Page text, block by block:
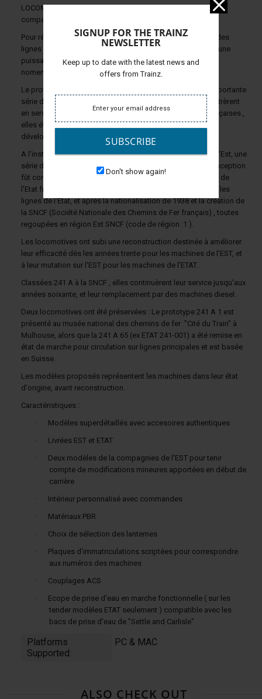
LOCOMOTIVES A VAPEUR de type "MOUNTAIN" 241 A des
compagnies de l'EST et de L'ETAT
Pour répondre aux besoins de traction lourde sur ses grandes
lignes à fortes pentes , la compagnie de l'Est a développé une
puissante locomotive de type 241 "MOUNTAIN" (4.8.2
nomenclature anglo-amériacaine).
Le prototype (41001) fut construit en 1925, et après une importante
série d'essais, les machines de série (241002 à 241041) entrèrent
en service en 1931. Comme beaucoup de locomotives françaises ,
elles étaient de type COMPOUND et utilisaient le système
développé par l'ingénieur De Glehn.
A l'instar des machines construites pour la compagnie de l'Est, une
série de 49 locomotives (241-001 à 241-049)
de même conception
fût construite pour la compagnie de l'ETAT (Chemins de fer de
l'Etat français). Elles furent jugées moins performantes sur les
lignes de l'Etat, et après la nationalisation de 1938 et la création de
la SNCF (Société Nationale des Chemins de Fer français) , toutes
regoupées en région Est SNCF (code de région :1 ).
Les locomotives ont subi une reconstruction destinée à améliorer
leur efficacité dès les années trente pour les machines de l'EST, et
à leur mutation sur l'EST pour les machines de l'ETAT.
Classées 241 A à la SNCF , elles continuèrent leur service jusqu'aux
années soixante, et leur remplacement par des machines diesel.
Deux locomotives ont été préservées : Le prototype 241 A 1 est
présenté au musée national des chemins de fer "Cité du Train" à
Mulhouse, alors que la 241 A 65 (ex ETAT 241-001) a été remise en
état de marche pour circulation sur lignes principales et est basée
en Suisse.
Les modèles proposés représentent les machines dans leur état
d'origine, avant reconstruction.
Caractéristiques :
·
Modèles superdétaillés avec accesoires authentiques
·
Livrées EST et ETAT
·
Deux modèles de la compagnies de l'EST pour tenir
compte de modifications mineures apportées en début de
carrière
·
Intérieur personnalisé avec commandes
·
Matériaux PBR
·
Choix de sélection des lanternes
·
Plaques d'immatriculations scriptées pour correspondre
aux numéros des machines
·
Couplages ACS
·
Ecope de prise d'eau en marche fonctionnelle ( sur les
tender modèles ETAT seulement ) compatible avec les
bacs de prise d'eau de "Settle and Carlisle"
Platforms
Supported:
PC & MAC
ALSO CHECK OUT
SIGNUP FOR THE TRAINZ
NEWSLETTER
Keep up to date with the latest news and
offers from Trainz.
SUBSCRIBE
Don't show again!